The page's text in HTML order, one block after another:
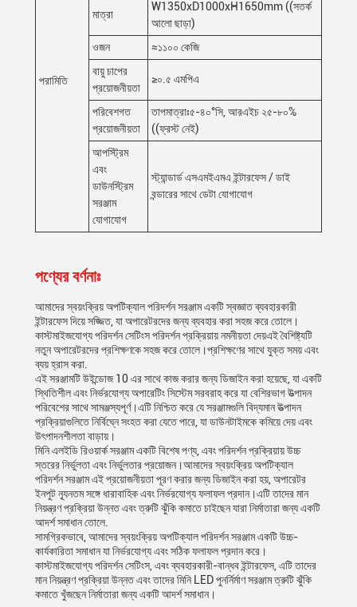
পরামিতি
মাত্রা
W1350xD1000xH1650mm ((সতর্ক
আলো ছাড়া)
ওজন
≈১১০০ কেজি
বায়ু চাপের
প্রয়োজনীয়তা
≥০.৫ এমপিএ
পরিবেশগত
প্রয়োজনীয়তা
তাপমাত্রাঃ৫-৪০°সি, আরএইচ ২৫-৮০%
((ফ্রস্ট নেই)
আপস্ট্রিম
এবং
ডাউনস্ট্রিম
সরঞ্জাম
যোগাযোগ
স্ট্যান্ডার্ড এসএমইএমএ ইন্টারফেস / ডাই
বন্ডারের সাথে ডেটা যোগাযোগ
পণ্যের বর্ণনাঃ
আমাদের স্বয়ংক্রিয় অপটিক্যাল পরিদর্শন সরঞ্জাম একটি স্বজ্ঞাত ব্যবহারকারী
ইন্টারফেস দিয়ে সজ্জিত, যা অপারেটরদের জন্য ব্যবহার করা সহজ করে তোলে।
কাস্টমাইজযোগ্য পরিদর্শন সেটিংস পরিদর্শন প্রক্রিয়ায় নমনীয়তা দেয়এই বৈশিষ্ট্যটি
নতুন অপারেটরদের প্রশিক্ষণকে সহজ করে তোলে।প্রশিক্ষণের সাথে যুক্ত সময় এবং
ব্যয় হ্রাস করা.
এই সরঞ্জামটি উইন্ডোজ 10 এর সাথে কাজ করার জন্য ডিজাইন করা হয়েছে, যা একটি
স্থিতিশীল এবং নির্ভরযোগ্য অপারেটিং সিস্টেম সরবরাহ করে যা বেশিরভাগ উত্পাদন
পরিবেশের সাথে সামঞ্জস্যপূর্ণ।এটি নিশ্চিত করে যে সরঞ্জামগুলি বিদ্যমান উত্পাদন
প্রক্রিয়াগুলিতে নির্বিঘ্নে সংহত করা যেতে পারে, যা ডাউনটাইমকে কমিয়ে দেয় এবং
উৎপাদনশীলতা বাড়ায়।
মিনি এলইডি রিওয়ার্ক সরঞ্জাম একটি বিশেষ পণ্য, এবং পরিদর্শন প্রক্রিয়ায় উচ্চ
স্তরের নির্ভুলতা এবং নির্ভুলতার প্রয়োজন।আমাদের স্বয়ংক্রিয় অপটিক্যাল
পরিদর্শন সরঞ্জাম এই প্রয়োজনীয়তা পূরণ করার জন্য ডিজাইন করা হয়, অপারেটর
ইনপুট ন্যূনতম সঙ্গে ধারাবাহিক এবং নির্ভরযোগ্য ফলাফল প্রদান।এটি তাদের মান
নিয়ন্ত্রণ প্রক্রিয়া উন্নত এবং ত্রুটি ঝুঁকি কমাতে চাইছেন যারা নির্মাতারা জন্য একটি
আদর্শ সমাধান তোলে.
সামগ্রিকভাবে, আমাদের স্বয়ংক্রিয় অপটিক্যাল পরিদর্শন সরঞ্জাম একটি উচ্চ-
কার্যকারিতা সমাধান যা নির্ভরযোগ্য এবং সঠিক ফলাফল প্রদান করে।
কাস্টমাইজযোগ্য পরিদর্শন সেটিংস, এবং ব্যবহারকারী-বান্ধব ইন্টারফেস, এটি তাদের
মান নিয়ন্ত্রণ প্রক্রিয়া উন্নত এবং তাদের মিনি LED পুনর্নির্মাণ সরঞ্জাম ত্রুটি ঝুঁকি
কমাতে খুঁজছেন নির্মাতারা জন্য একটি আদর্শ সমাধান।